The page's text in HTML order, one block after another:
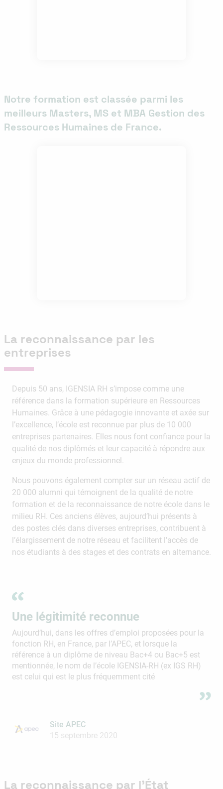
Notre formation est classée parmi les
meilleurs Masters, MS et MBA Gestion des
Ressources Humaines de France.
La reconnaissance par les
entreprises
Depuis 50 ans, IGENSIA RH s’impose comme une
référence dans la formation supérieure en Ressources
Humaines. Grâce à une pédagogie innovante et axée sur
l’excellence, l’école est reconnue par plus de 10 000
entreprises partenaires. Elles nous font confiance pour la
qualité de nos diplômés et leur capacité à répondre aux
enjeux du monde professionnel.
Nous pouvons également compter sur un réseau actif de
20 000 alumni qui témoignent de la qualité de notre
formation et de la reconnaissance de notre école dans le
milieu RH. Ces anciens élèves, aujourd’hui présents à
des postes clés dans diverses entreprises, contribuent à
l’élargissement de notre réseau et facilitent l’accès de
nos étudiants à des stages et des contrats en alternance.
Une légitimité reconnue
Aujourd’hui, dans les offres d’emploi proposées pour la
fonction RH, en France, par l’APEC, et lorsque la
référence à un diplôme de niveau Bac+4 ou Bac+5 est
mentionnée, le nom de l’école IGENSIA-RH (ex IGS RH)
est celui qui est le plus fréquemment cité
Site APEC
15 septembre 2020
La reconnaissance par l’État